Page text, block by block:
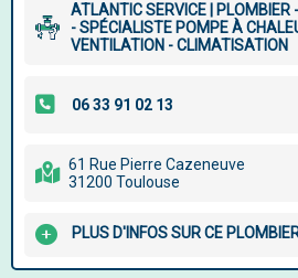
ATLANTIC SERVICE | PLOMBIER
- SPÉCIALISTE POMPE À
VENTILATION - CLIMATISATION
61 Rue Pierre Cazeneuve
31200 Toulouse
PLUS D'INFOS SUR CE